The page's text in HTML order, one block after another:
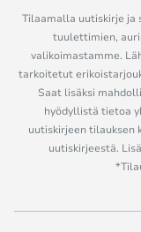
Tilaamalla uutiskirje ja
tuulettimien,
valikoimastamme.
tarkoitetut
Saat lisäksi
hyödyllistä tietoa
uutiskirjeen tilauksen
uutiskirjeestä.